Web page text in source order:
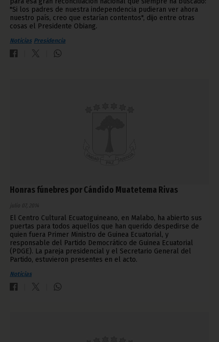
"Si los padres de nuestra independencia pudieran ver ahora
nuestro país, creo que estarían contentos", dijo entre otras
cosas el Presidente Obiang.
Noticias Presidencia
Honras fúnebres por Cándido Muatetema Rivas
julio 07, 2014
El Centro Cultural Ecuatoguineano, en Malabo, ha abierto sus
puertas para todos aquellos que han querido despedirse de
quien fuera Primer Ministro de Guinea Ecuatorial, y
responsable del Partido Democrático de Guinea Ecuatorial
(PDGE). La pareja presidencial y el Secretario General del
Partido, estuvieron presentes en el acto.
Noticias